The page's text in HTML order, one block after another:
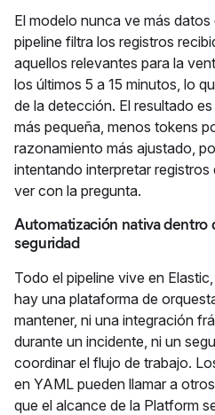
El modelo nunca ve más
pipeline filtra los registros
aquellos relevantes para la
los últimos 5 a 15 minutos, lo
de la detección. El resultado
más pequeña, menos tokens
razonamiento más ajustado,
intentando interpretar
ver con la pregunta.
Automatización nativa dentro
seguridad
Todo el pipeline vive en
hay una plataforma de
mantener, ni una integración
durante un incidente, ni un
coordinar el flujo de trabajo.
en YAML pueden llamar a
que el alcance de la Platform